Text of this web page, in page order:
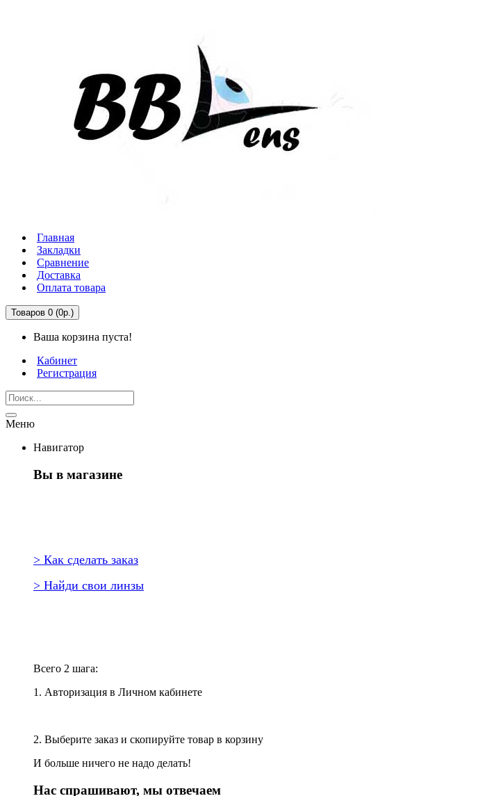
Главная
Закладки
Сравнение
Доставка
Оплата товара
Товаров 0 (0р.)
Ваша корзина пуста!
Кабинет
Регистрация
Меню
Навигатор
Вы в магазине
> Как сделать заказ
> Найди свои линзы
Всего 2 шага:
1. Авторизация в Личном кабинете
2. Выберите заказ и скопируйте товар в корзину
И больше ничего не надо делать!
Нас спрашивают, мы отвечаем